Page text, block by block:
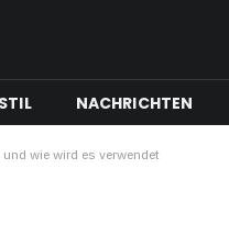
NACHRICHTEN
wie wird es verwendet